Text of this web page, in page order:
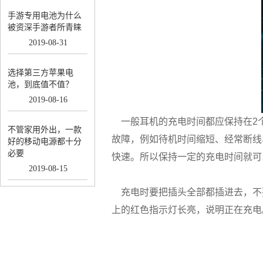
手游专用电池为什么
被资深手游者所青睐
2019-08-31
选择第三方苹果电
池，到底值不值？
2019-08-16
不管家用外出，一款
好的移动电源都十分
必要
2019-08-15
一般耳机的充电时间都应保持在2
故障，例如待机时间缩短、经常断
快速。所以保持一定的充电时间就
充电时要把插头全部都插进去，
上的红色指示灯长亮，说明正在充